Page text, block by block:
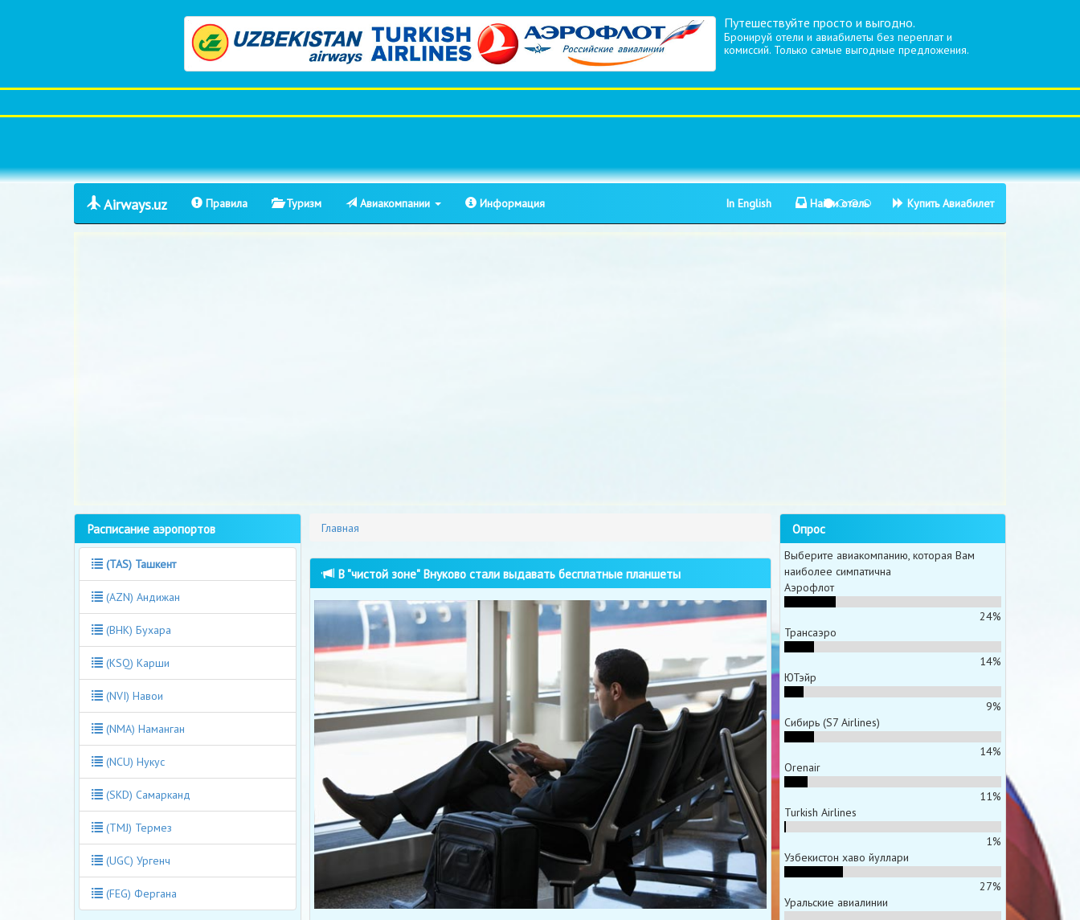
Путешествуйте просто и выгодно.
Бронируй отели и авиабилеты без переплат и
комиссий. Только самые выгодные предложения.
Airways.uz Правила Туризм Авиакомпании Информация In English Найти отель Купить Авиабилет
Главная
В "чистой зоне" Внуково стали выдавать бесплатные планшеты
Расписание аэропортов
(TAS) Ташкент
(AZN) Андижан
(BHK) Бухара
(KSQ) Карши
(NVI) Навои
(NMA) Наманган
(NCU) Нукус
(SKD) Самарканд
(TMJ) Термез
(UGC) Ургенч
(FEG) Фергана
Опрос
Выберите авиакомпанию, которая Вам
наиболее симпатична
Аэрофлот
24%
Трансаэро
14%
ЮТэйр
9%
Сибирь (S7 Airlines)
14%
Orenair
11%
Turkish Airlines
1%
Узбекистон хаво йуллари
27%
Уральские авиалинии